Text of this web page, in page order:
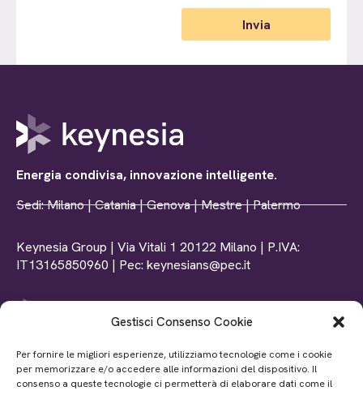
Gestisci Consenso Cookie
Per fornire le migliori esperienze, utilizziamo tecnologie come i cookie
per memorizzare e/o accedere alle informazioni del dispositivo. Il
consenso a queste tecnologie ci permetterà di elaborare dati come il
Invia
Energia condivisa, innovazione intelligente.
Sedi: Milano | Catania | Genova | Mestre | Palermo
Keynesia Group | Via Vitali 1 20122 Milano | P.IVA:
IT13165850960 | Pec: keynesians@pec.it
Mail: info@www.keynesia.it
P.iva: IT02872370990